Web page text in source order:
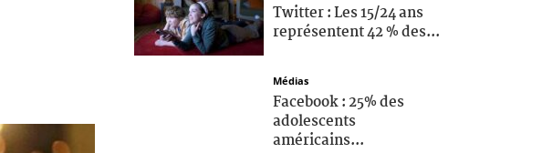
Twitter : Les 15/24 ans
représentent 42 % des...
Médias
Facebook : 25% des
adolescents
américains...